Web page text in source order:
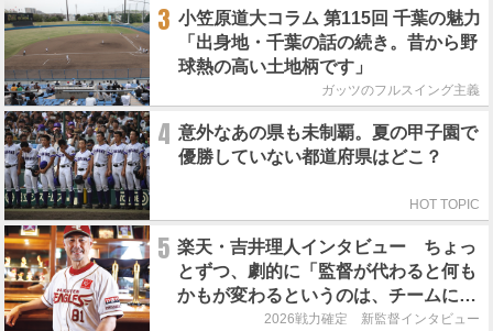
3 小笠原道大コラム 第115回 千葉の魅力
「出身地・千葉の話の続き。昔から野
球熱の高い土地柄です」
ガッツのフルスイング主義
4 意外なあの県も未制覇。夏の甲子園で
優勝していない都道府県はどこ？
HOT TOPIC
5 楽天・吉井理人インタビュー ちょっ
とずつ、劇的に「監督が代わると何も
かもが変わるというのは、チームにと
って良くないことなんです」
2026戦力確定 新監督インタビュー